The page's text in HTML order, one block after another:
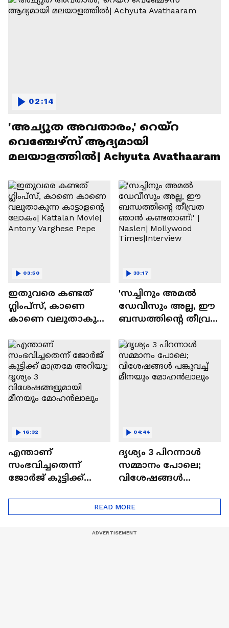
'അച്യുത അവതാരം,' റെയ്റ
വെഞ്ചേഴ്‌സ് ആദ്യമായി
മലയാളത്തിൽ| Achyuta Avathaaram
02:14
ഇതുവരെ കണ്ടത്
ഗ്ലിംപ്സ്, കാണെ
കാണെ വലുതാകുന്ന
Kattalan Movie|
Antony Varghese Pepe
03:50
'സച്ചിനും അമൽ
ഡേവീസും അല്ല, ഈ
ബന്ധത്തിൻ്റെ തീവ്രത
Naslen| Mollywood
Times|Interview
33:17
എന്താണ്
സംഭവിച്ചതെന്ന്
ജോർജ് കുട്ടിക്ക്
വിശേഷങ്ങളുമായി
16:32
ദൃശ്യം 3 പിറന്നാൾ
സമ്മാനം പോലെ;
വിശേഷങ്ങൾ
മോഹൻലാലും
04:44
READ MORE